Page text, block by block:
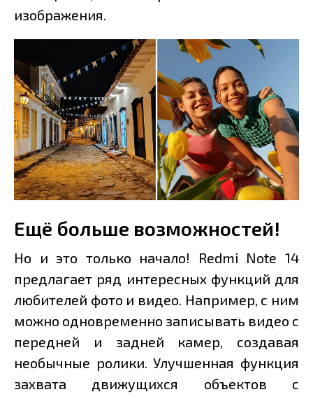
изображения.
Ещё больше возможностей!
Но и это только начало! Redmi Note 14
предлагает ряд интересных функций для
любителей фото и видео. Например, с ним
можно одновременно записывать видео с
передней и задней камер, создавая
необычные ролики. Улучшенная функция
захвата движущихся объектов с